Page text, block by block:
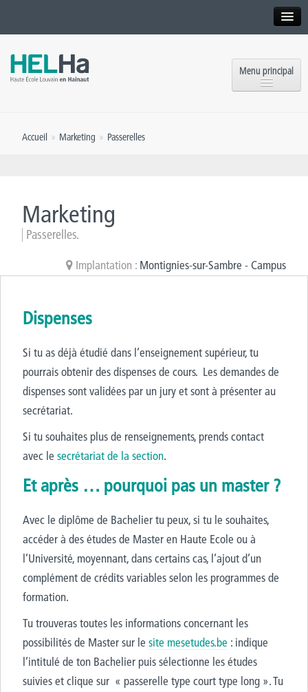
Formation continue et Recherche
Menu principal
Accueil » Marketing » Passerelles
Marketing
Passerelles.
Implantation : Montignies-sur-Sambre - Campus
Dispenses
Si tu as déjà étudié dans l’enseignement supérieur, tu
pourrais obtenir des dispenses de cours. Les demandes de
dispenses sont validées par un jury et sont à présenter au
secrétariat.
Si tu souhaites plus de renseignements, prends contact
avec le secrétariat de la section.
Et après … pourquoi pas un master ?
Avec le diplôme de Bachelier tu peux, si tu le souhaites,
accéder à des études de Master en Haute Ecole ou à
l’Université, moyennant, dans certains cas, l’ajout d’un
complément de crédits variables selon les programmes de
formation.
Tu trouveras toutes les informations concernant les
possibilités de Master sur le site mesetudes.be : indique
l’intitulé de ton Bachelier puis sélectionne les études
suivies et clique sur « passerelle type court type long ». Tu